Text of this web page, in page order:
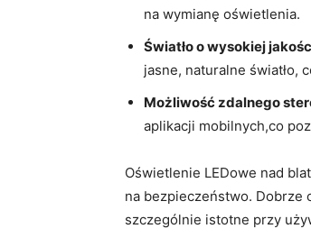
na wymianę‍ oświetlenia.
Światło o ‌wysokiej
jasne, naturalne ⁤światło,
Możliwość zdalnego
aplikacji ​mobilnych,co
Oświetlenie‌ LEDowe nad
na bezpieczeństwo. Dobrze
szczególnie istotne przy